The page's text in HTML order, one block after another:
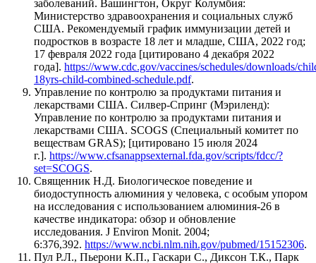
заболеваний. Вашингтон, Округ Колумбия:
Министерство здравоохранения и социальных служб
США. Рекомендуемый график иммунизации детей и
подростков в возрасте 18 лет и младше, США, 2022 год;
17 февраля 2022 года [цитировано 4 декабря 2022
года]. https://www.cdc.gov/vaccines/schedules/downloads/
18yrs-child-combined-schedule.pdf.
Управление по контролю за продуктами питания и
лекарствами США. Силвер-Спринг (Мэриленд):
Управление по контролю за продуктами питания и
лекарствами США. SCOGS (Специальный комитет по
веществам GRAS); [цитировано 15 июля 2024
г.]. https://www.cfsanappsexternal.fda.gov/scripts/fdcc/?
set=SCOGS.
Священник Н.Д. Биологическое поведение и
биодоступность алюминия у человека, с особым упором
на исследования с использованием алюминия-26 в
качестве индикатора: обзор и обновление
исследования. J Environ Monit. 2004;
6:376,392. https://www.ncbi.nlm.nih.gov/pubmed/15152306.
Пул Р.Л., Пьерони К.П., Гаскари С., Диксон Т.К., Парк